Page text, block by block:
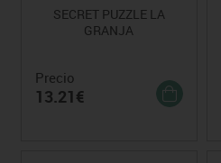
SECRET PUZZLE LA
GRANJA
Precio
13.21€